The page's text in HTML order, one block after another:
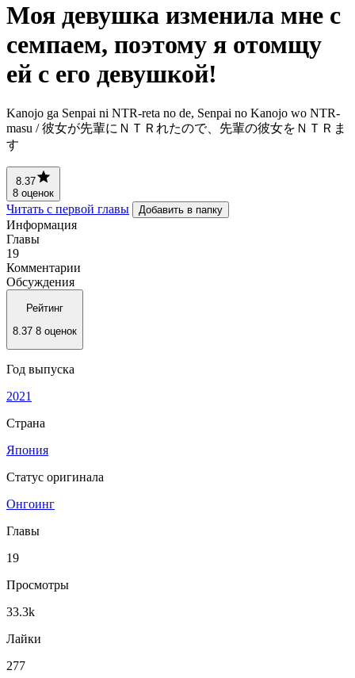
Моя девушка изменила мне с
семпаем, поэтому я отомщу
ей с его девушкой!
Kanojo ga Senpai ni NTR-reta no de, Senpai no Kanojo wo NTR-
masu / 彼女が先輩にＮＴＲれたので、先輩の彼女をＮＴＲま
す
8.37
8 оценок
Читать с первой главы Добавить в папку
Информация
Главы
19
Комментарии
Обсуждения
Рейтинг
8.37 8 оценок
Год выпуска
2021
Страна
Япония
Статус оригинала
Онгоинг
Главы
19
Просмотры
33.3k
Лайки
277